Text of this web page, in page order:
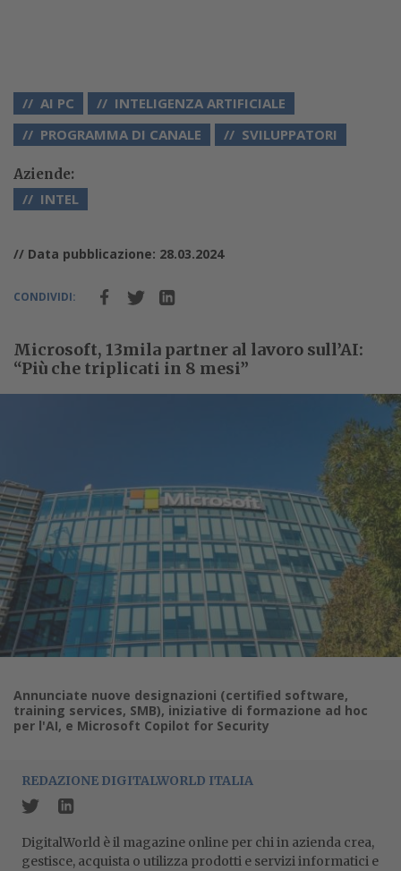
AI PC
INTELIGENZA ARTIFICIALE
PROGRAMMA DI CANALE
SVILUPPATORI
Aziende:
INTEL
// Data pubblicazione: 28.03.2024
CONDIVIDI:
Microsoft, 13mila partner al lavoro sull’AI:
“Più che triplicati in 8 mesi”
Annunciate nuove designazioni (certified software,
training services, SMB), iniziative di formazione ad hoc
per l'AI, e Microsoft Copilot for Security
REDAZIONE DIGITALWORLD ITALIA
DigitalWorld è il magazine online per chi in azienda crea,
gestisce, acquista o utilizza prodotti e servizi informatici e